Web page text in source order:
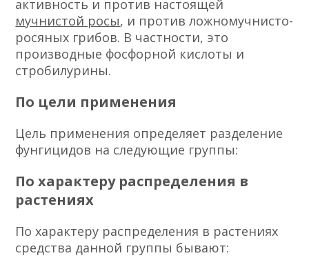
активность и против настоящей
мучнистой росы, и против ложномучнисто-
росяных грибов. В частности, это
производные фосфорной кислоты и
стробилурины.
По цели применения
Цель применения определяет разделение
фунгицидов на следующие группы:
По характеру распределения в
растениях
По характеру распределения в растениях
средства данной группы бывают: